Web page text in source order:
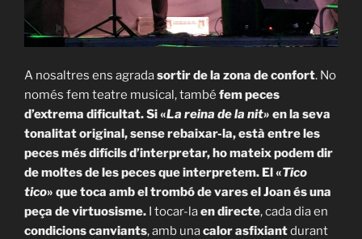
A nosaltres ens agradasortir de la zona de confort. No
només fem teatre musical, també fem peces
d’extrema dificultat. Si «La reina de la nit» en la seva
tonalitat original, sense rebaixar-la, està entre les
peces més difícils d’interpretar, ho mateix podem dir
de moltes de les peces que interpretem. El «Tico
tico» que toca amb el trombó de vares el Joan és una
peça de virtuosisme. I tocar-laen directe, cada dia en
condicions canviants, amb unacalor asfixiantdurant